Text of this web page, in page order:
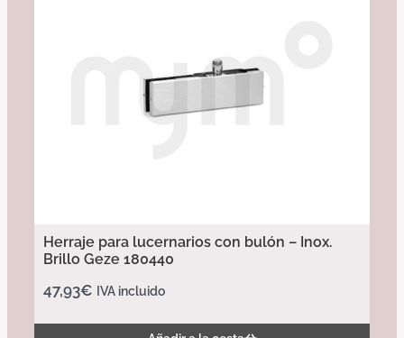
Herraje para lucernarios con bulón – Inox.
Brillo Geze 180440
47,93€ IVA incluido